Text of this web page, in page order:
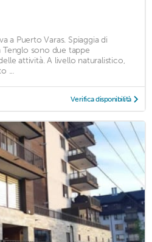
a Puerto Varas. Spiaggia di
Tenglo sono due tappe
attività. A livello naturalistico,
...
Verifica disponibilità